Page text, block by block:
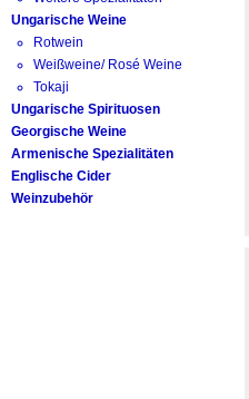
Ungarische Weine
Rotwein
Weißweine/ Rosé Weine
Tokaji
Ungarische Spirituosen
Georgische Weine
Armenische Spezialitäten
Englische Cider
Weinzubehör